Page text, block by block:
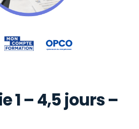
– 4,5 jours –